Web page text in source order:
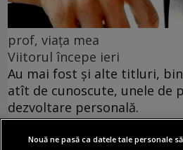
prof, viața mea
Viitorul începe ieri
Au mai fost și alte titluri,
atît de cunoscute, unele de
dezvoltare personală.
Horia CORCHEŞ
Nouă ne pasă ca datele tale personale